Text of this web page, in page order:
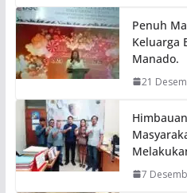
Penuh
Keluarga
Manado.
21
7